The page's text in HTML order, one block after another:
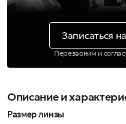
Записаться
Перезвоним и
Описание и
Размер линзы